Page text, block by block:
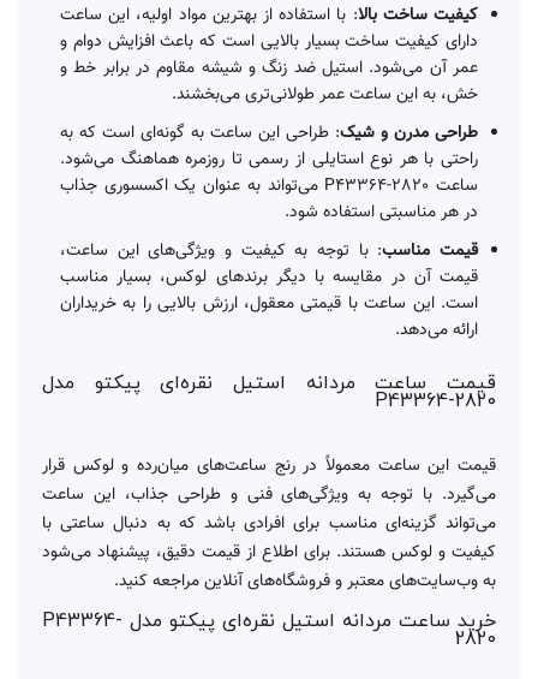
کیفیت ساخت بالا: با استفاده از بهترین مواد اولیه، این ساعت
دارای کیفیت ساخت بسیار بالایی است که باعث افزایش دوام و
عمر آن می‌شود. استیل ضد زنگ و شیشه مقاوم در برابر خط و
خش، به این ساعت عمر طولانی‌تری می‌بخشند.
طراحی مدرن و شیک: طراحی این ساعت به گونه‌ای است که به
راحتی با هر نوع استایلی از رسمی تا روزمره هماهنگ می‌شود.
ساعت P43364-2820 می‌تواند به عنوان یک اکسسوری جذاب
در هر مناسبتی استفاده شود.
قیمت مناسب: با توجه به کیفیت و ویژگی‌های این ساعت،
قیمت آن در مقایسه با دیگر برندهای لوکس، بسیار مناسب
است. این ساعت با قیمتی معقول، ارزش بالایی را به خریداران
ارائه می‌دهد.
قیمت ساعت مردانه استیل نقره‌ای پیکتو مدل
P43364-2820
قیمت این ساعت معمولاً در رنج ساعت‌های میان‌رده و لوکس قرار
می‌گیرد. با توجه به ویژگی‌های فنی و طراحی جذاب، این ساعت
می‌تواند گزینه‌ای مناسب برای افرادی باشد که به دنبال ساعتی با
کیفیت و لوکس هستند. برای اطلاع از قیمت دقیق، پیشنهاد می‌شود
به وب‌سایت‌های معتبر و فروشگاه‌های آنلاین مراجعه کنید.
خرید ساعت مردانه استیل نقره‌ای پیکتو مدل P43364-
2820